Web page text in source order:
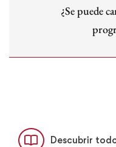
¿Se puede
Descubrir